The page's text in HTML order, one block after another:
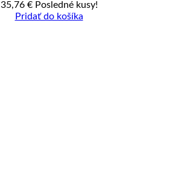
35,76 € Posledné kusy!
Pridať do košíka